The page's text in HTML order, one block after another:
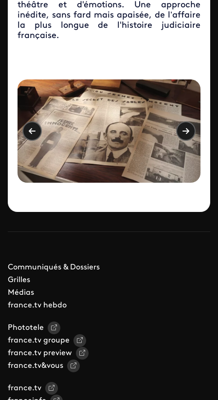
théâtre et d'émotions. Une approche
inédite, sans fard mais apaisée, de l’affaire
la plus longue de l'histoire judiciaire
française.
Communiqués & Dossiers
Grilles
Médias
france.tv hebdo
Phototele
france.tv groupe
france.tv preview
france.tv&vous
france.tv